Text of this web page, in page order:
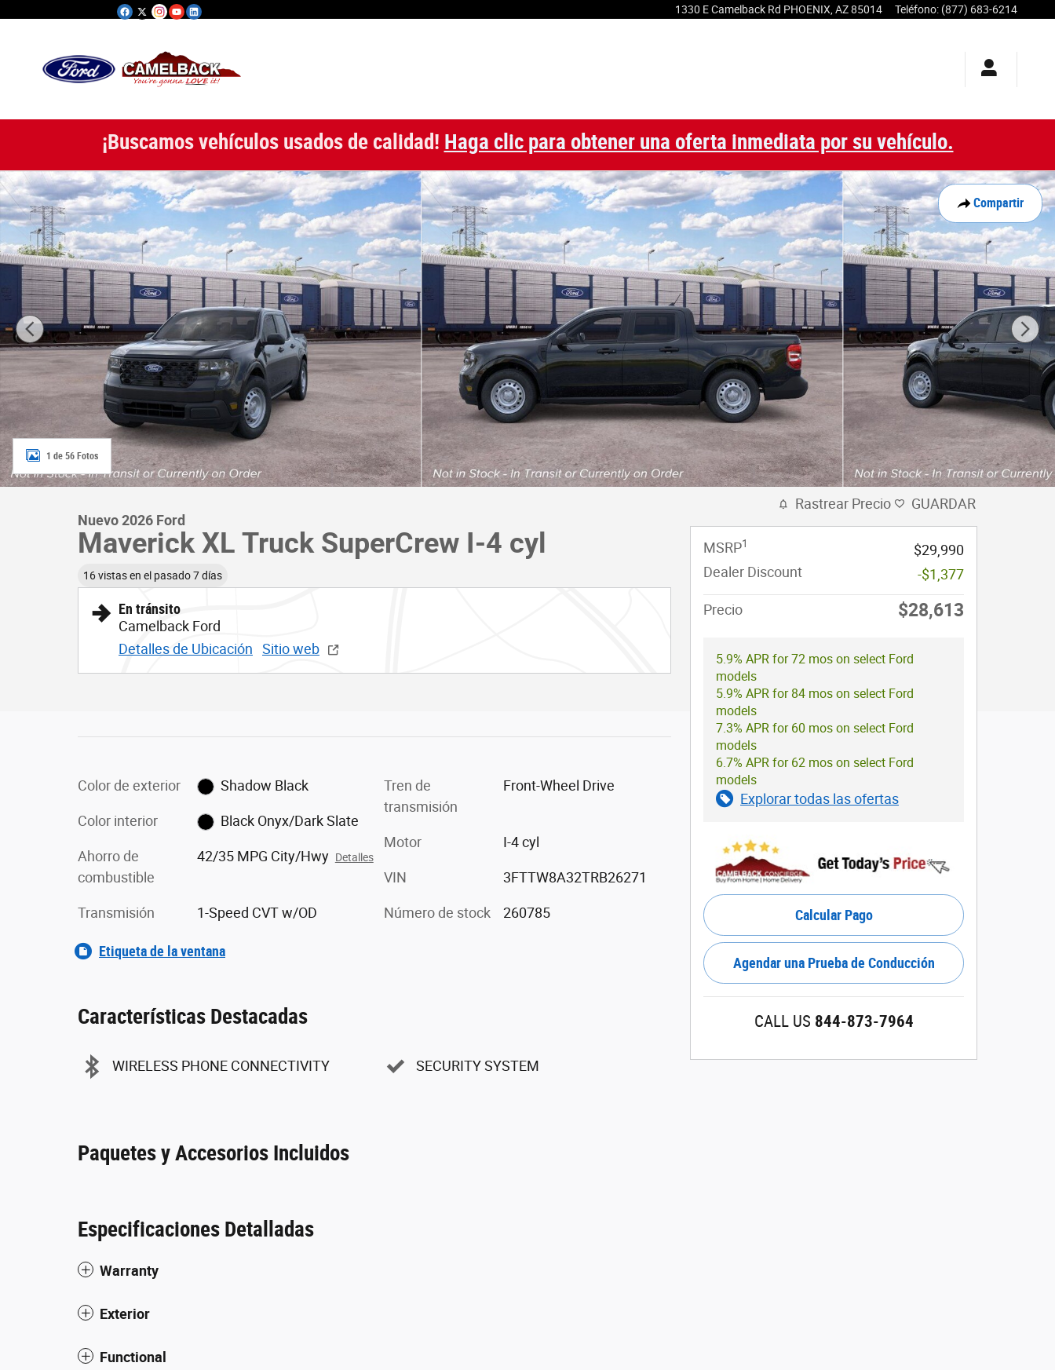
Saltar al contenido principal 1330 E Camelback Rd PHOENIX AZ85014 Teléfono: (877) 683-6214
¡Buscamos vehículos usados de calidad! Haga clic para obtener una oferta inmediata por su vehículo.
Compartir
New 2026 Ford Photo 1 of 56
1 de 56 Fotos
Nuevo 2026 Ford
Maverick XL Truck SuperCrew I-4 cyl
16 vistas en el pasado 7 días
En tránsito
Camelback Ford
Detalles de Ubicación
Sitio web
Color de exterior Shadow Black
Color interior Black Onyx/Dark Slate
Ahorro de
combustible
42/35 MPG City/Hwy Detalles
Transmisión 1-Speed CVT w/OD
Tren de
transmisión
Front-Wheel Drive
Motor I-4 cyl
VIN 3FTTW8A32TRB26271
Número de stock 260785
Etiqueta de la ventana
Características Destacadas
WIRELESS PHONE CONNECTIVITY SECURITY SYSTEM
Paquetes y Accesorios Incluidos
Especificaciones Detalladas
Warranty
Exterior
Functional
Rastrear Precio GUARDAR
MSRP1
$29,990
Dealer Discount
-$1,377
Precio $28,613
5.9% APR for 72 mos on select Ford
models
5.9% APR for 84 mos on select Ford
models
7.3% APR for 60 mos on select Ford
models
6.7% APR for 62 mos on select Ford
models
Explorar todas las ofertas
Calcular Pago
Agendar una Prueba de Conducción
CALL US 844-873-7964